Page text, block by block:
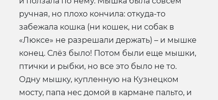
ручная, но плохо кончила: откуда-то
забежала кошка (ни кошек, ни собак в
«Люксе» не разрешали держать) – и мышке
конец. Слёз было! Потом были еще мышки,
птички и рыбки, но все это было не то.
Одну мышку, купленную на Кузнецком
мосту, папа нес домой в кармане пальто, и